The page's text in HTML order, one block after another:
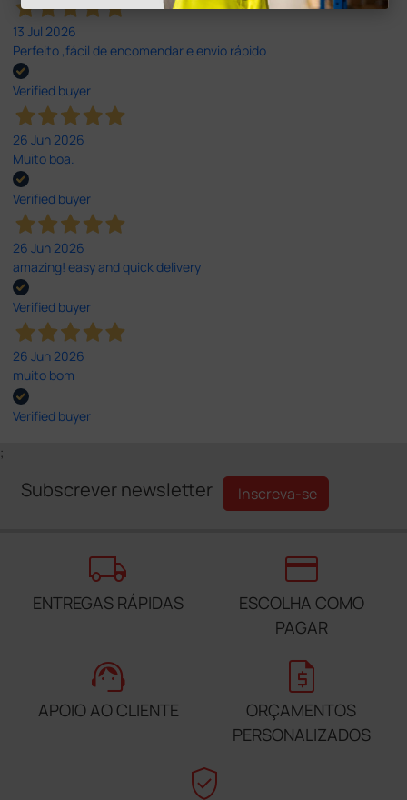
13 Jul 2026
Perfeito ,fácil de encomendar e envio rápido
Verified buyer
26 Jun 2026
Muito boa.
Verified buyer
26 Jun 2026
amazing! easy and quick delivery
Verified buyer
26 Jun 2026
muito bom
Verified buyer
;
Subscrever newsletter Inscreva-se
local_shipping
ENTREGAS RÁPIDAS
credit_card
ESCOLHA COMO
PAGAR
support_agent
APOIO AO CLIENTE
request_quote
ORÇAMENTOS
PERSONALIZADOS
verified_user